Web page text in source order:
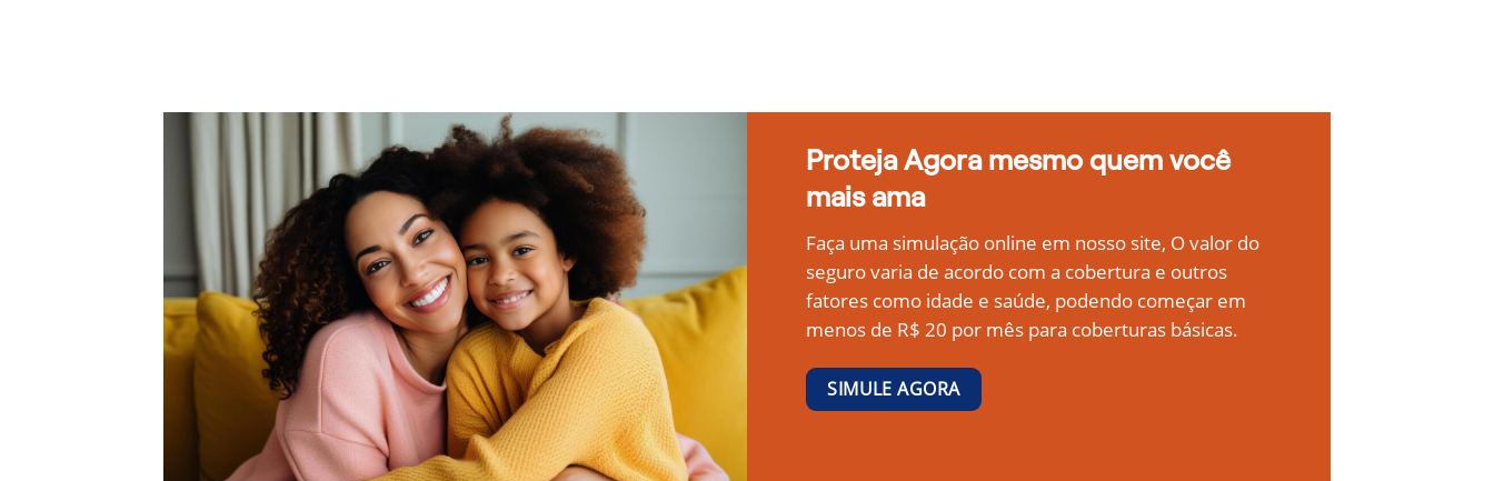
Proteja Agora mesmo quem você
mais ama
Faça uma simulação online em nosso site, O valor do
seguro varia de acordo com a cobertura e outros
fatores como idade e saúde, podendo começar em
menos de R$ 20 por mês para coberturas básicas.
SIMULE AGORA